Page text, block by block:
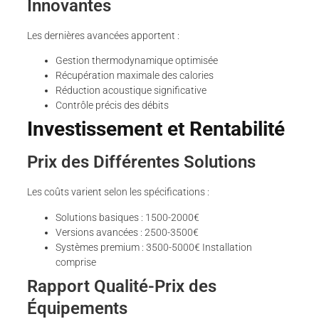
Innovantes
Les dernières avancées apportent :
Gestion thermodynamique optimisée
Récupération maximale des calories
Réduction acoustique significative
Contrôle précis des débits
Investissement et Rentabilité
Prix des Différentes Solutions
Les coûts varient selon les spécifications :
Solutions basiques : 1500-2000€
Versions avancées : 2500-3500€
Systèmes premium : 3500-5000€ Installation
comprise
Rapport Qualité-Prix des
Équipements